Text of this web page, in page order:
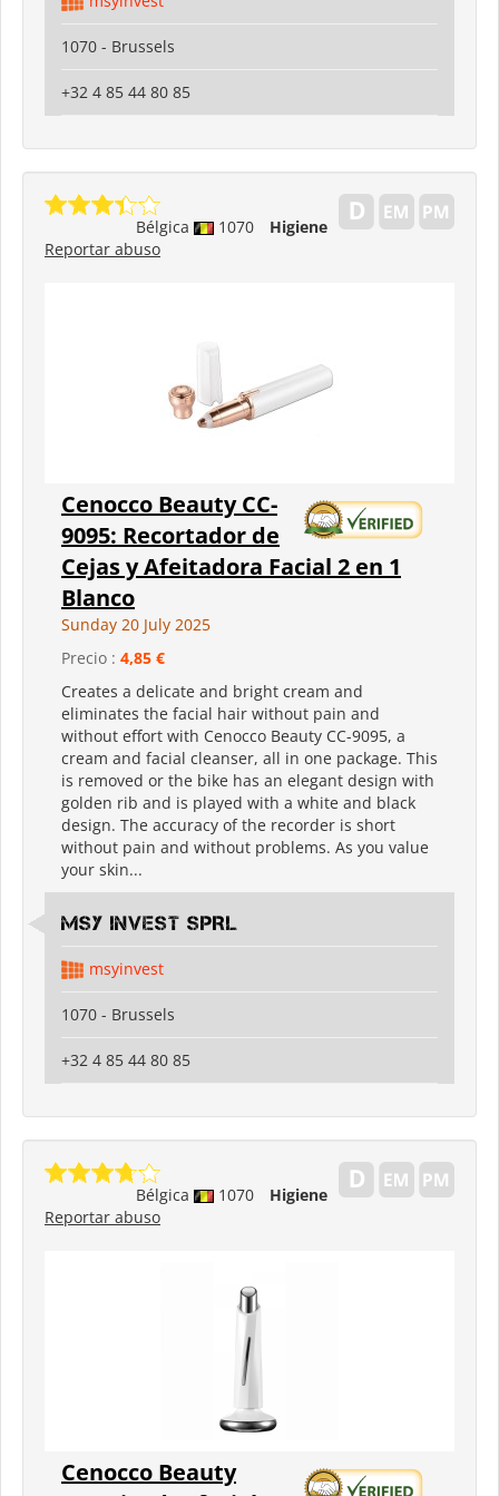
1070 - Brussels
+32 4 85 44 80 85
Bélgica 1070
Higiene
Reportar abuso
Cenocco Beauty CC-
9095: Recortador de
Cejas y Afeitadora Facial 2 en 1
Blanco
Sunday 20 July 2025
Precio : 4,85 €
Creates a delicate and bright cream and
eliminates the facial hair without pain and
without effort with Cenocco Beauty CC-9095, a
cream and facial cleanser, all in one package. This
is removed or the bike has an elegant design with
golden rib and is played with a white and black
design. The accuracy of the recorder is short
without pain and without problems. As you value
your skin...
MSY INVEST SPRL
msyinvest
1070 - Brussels
+32 4 85 44 80 85
Bélgica 1070
Higiene
Reportar abuso
Cenocco Beauty